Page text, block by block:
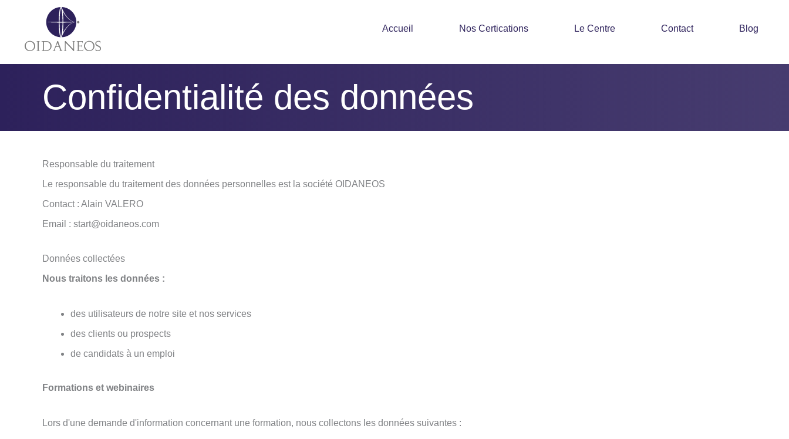
contenu
Accueil Nos Certications Le Centre Contact Blog
Confidentialité des données
Responsable du traitement
Le responsable du traitement des données personnelles est la société OIDANEOS
Contact : Alain VALERO
Email : start@oidaneos.com
Données collectées
Nous traitons les données :
des utilisateurs de notre site et nos services
des clients ou prospects
de candidats à un emploi
Formations et webinaires
Lors d'une demande d'information concernant une formation, nous collectons les données suivantes :